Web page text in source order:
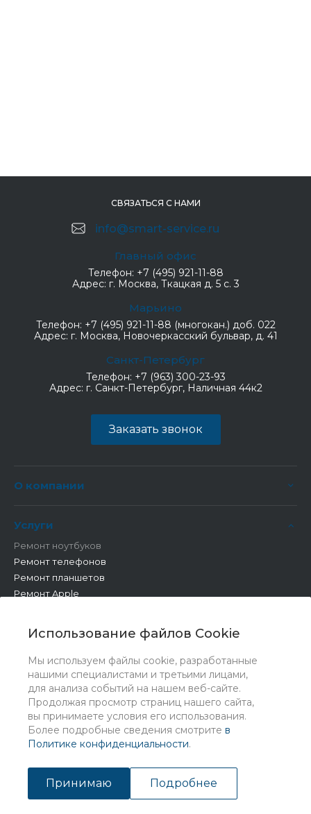
Использование файлов Cookie
Мы используем файлы cookie, разработанные
нашими специалистами и третьими лицами,
для анализа событий на нашем веб-сайте.
Продолжая просмотр страниц нашего сайта,
вы принимаете условия его использования.
Более подробные сведения смотрите в
Политике конфиденциальности.
Принимаю Подробнее
СВЯЗАТЬСЯ С НАМИ
info@smart-service.ru
Главный офис
Телефон: +7 (495) 921-11-88
Адрес: г. Москва, Ткацкая д. 5 с. 3
Марьино
Телефон: +7 (495) 921-11-88 (многокан.) доб. 022
Адрес: г. Москва, Новочеркасский бульвар, д. 41
Санкт-Петербург
Телефон: +7 (963) 300-23-93
Адрес: г. Санкт-Петербург, Наличная 44к2
Заказать звонок
О компании
Услуги
Ремонт ноутбуков
Ремонт телефонов
Ремонт планшетов
Ремонт Apple